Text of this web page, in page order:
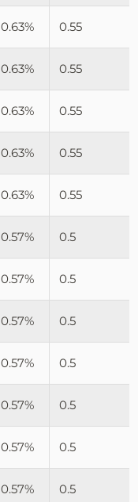
0.63% 0.55
0.63% 0.55
0.63% 0.55
0.63% 0.55
0.63% 0.55
0.57% 0.5
0.57% 0.5
0.57% 0.5
0.57% 0.5
0.57% 0.5
0.57% 0.5
0.57% 0.5